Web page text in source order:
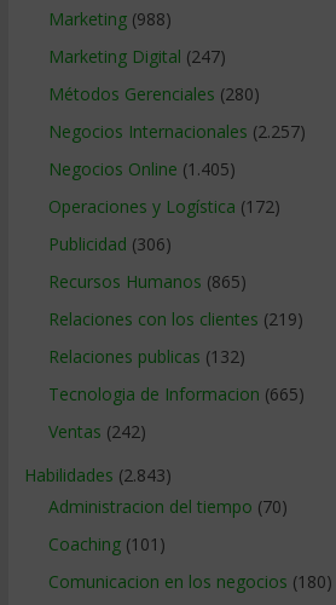
Marketing(988)
Marketing Digital (247)
Métodos Gerenciales (280)
Negocios Internacionales (2.257)
Negocios Online (1.405)
Operaciones y Logística (172)
Publicidad (306)
Recursos Humanos (865)
Relaciones con los clientes (219)
Relaciones publicas (132)
Tecnologia de Informacion (665)
Ventas (242)
Habilidades (2.843)
Administracion del tiempo (70)
Coaching(101)
Comunicacion en los negocios (180)